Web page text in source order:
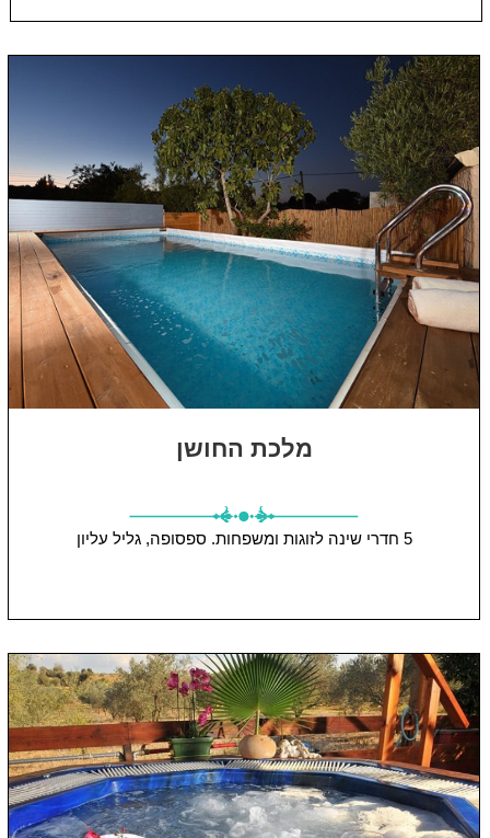
מלכת החושן
5 חדרי שינה לזוגות ומשפחות. ספסופה, גליל עליון